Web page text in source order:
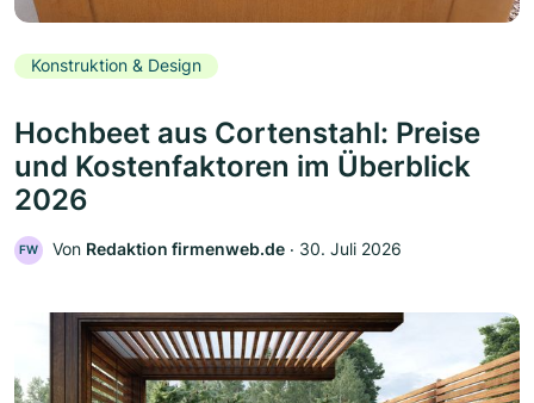
Konstruktion & Design
Hochbeet aus Cortenstahl: Preise
und Kostenfaktoren im Überblick
2026
FW Von Redaktion firmenweb.de ‧ 30. Juli 2026